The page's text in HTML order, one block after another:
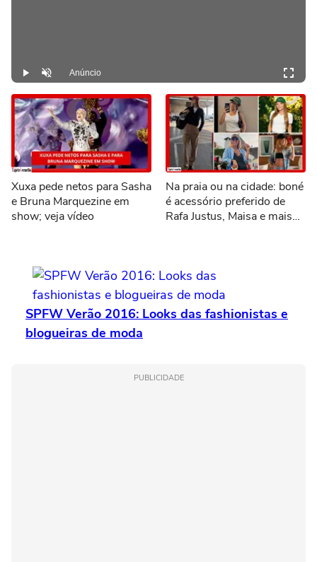
Play DesmutarAnúncio
Xuxa pede netos para Sasha
e Bruna Marquezine em
show; veja vídeo
Na praia ou na cidade: boné
é acessório preferido de
Rafa Justus, Maisa e mais
SPFW Verão 2016: Looks das fashionistas e
blogueiras de moda
PUBLICIDADE